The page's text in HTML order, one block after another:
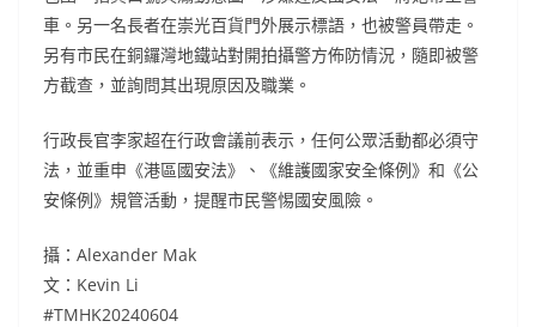
車。另一名長者在崇光百貨門外展示標語，也被警員帶走。
另有市民在銅鑼灣地鐵站對開拍攝警方佈防情況，隨即被警
方截查，並詢問其出現原因及職業。
行政長官李家超在行政會議前表示，任何公眾活動都必須守
法，並重申《港區國安法》、《維護國家安全條例》和《公
安條例》規管活動，提醒市民警惕國安風險。
攝：Alexander Mak
文：Kevin Li
#TMHK20240604